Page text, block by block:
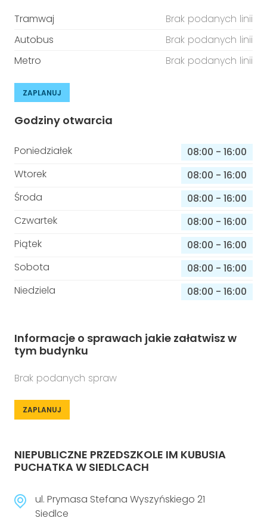
Tramwaj
Brak podanych linii
Autobus
Brak podanych linii
Metro
Brak podanych linii
ZAPLANUJ
Godziny otwarcia
Poniedziałek 08:00 - 16:00
Wtorek
08:00 - 16:00
Środa
08:00 - 16:00
Czwartek
08:00 - 16:00
Piątek
08:00 - 16:00
Sobota
08:00 - 16:00
Niedziela
08:00 - 16:00
Informacje o sprawach jakie załatwisz w
tym budynku
Brak podanych spraw
ZAPLANUJ
NIEPUBLICZNE PRZEDSZKOLE IM KUBUSIA
PUCHATKA W SIEDLCACH
ul. Prymasa Stefana Wyszyńskiego 21
Siedlce